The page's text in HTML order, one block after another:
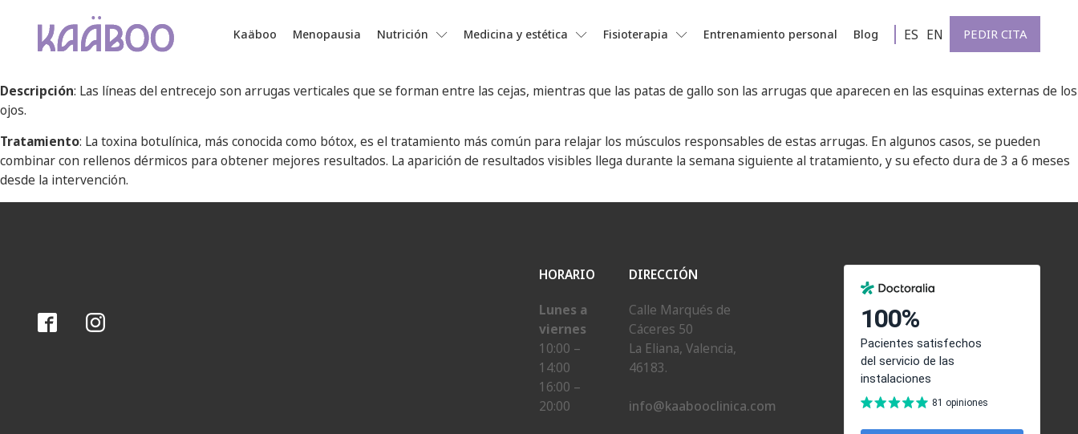
Kaäboo Menopausia Nutrición Medicina y estética Fisioterapia Entrenamiento personal Blog ES EN PEDIR CITA
Descripción: Las líneas del entrecejo son arrugas verticales que se forman entre las cejas, mientras que las patas de gallo son las arrugas que aparecen en las esquinas externas de los
ojos.
Tratamiento: La toxina botulínica, más conocida como bótox, es el tratamiento más común para relajar los músculos responsables de estas arrugas. En algunos casos, se pueden
combinar con rellenos dérmicos para obtener mejores resultados. La aparición de resultados visibles llega durante la semana siguiente al tratamiento, y su efecto dura de 3 a 6 meses
desde la intervención.
HORARIO
Lunes a
viernes
10:00 –
14:00
16:00 –
20:00
DIRECCIÓN
Calle Marqués de
Cáceres 50
La Eliana, Valencia,
46183.
info@kaabooclinica.com